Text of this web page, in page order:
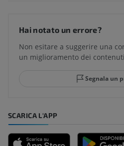
Hai notato un errore?
Non esitare a suggerire una
un miglioramento dei
Segnala un
SCARICA L'APP